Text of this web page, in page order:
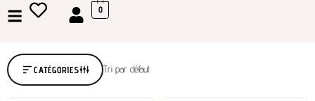
0
CATÉGORIES Tri par défaut